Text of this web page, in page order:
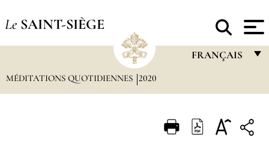
Le SAINT-SIÈGE
FRANÇAIS
ITALIANO
MÉDITATIONS QUOTIDIENNES 2020